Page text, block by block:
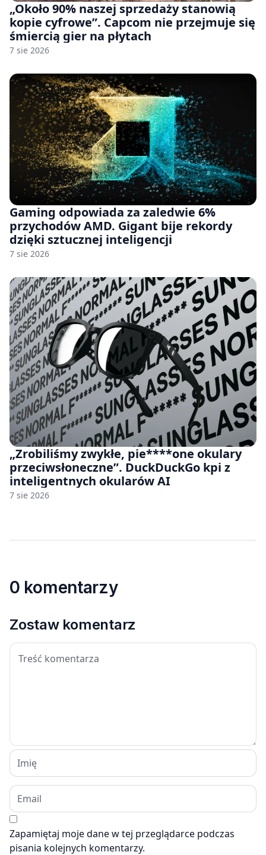
„Około 90% naszej sprzedaży stanowią
kopie cyfrowe”. Capcom nie przejmuje się
śmiercią gier na płytach
7 sie 2026
Gaming odpowiada za zaledwie 6%
przychodów AMD. Gigant bije rekordy
dzięki sztucznej inteligencji
7 sie 2026
„Zrobiliśmy zwykłe, pie****one okulary
przeciwsłoneczne”. DuckDuckGo kpi z
inteligentnych okularów AI
7 sie 2026
0 komentarzy
Zostaw komentarz
Zapamiętaj moje dane w tej przeglądarce podczas
pisania kolejnych komentarzy.